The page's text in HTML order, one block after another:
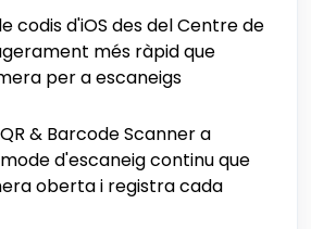
codis d'iOS des del Centre de
més ràpid que
per a escaneigs
& Barcode Scanner a
d'escaneig continu que
oberta i registra cada